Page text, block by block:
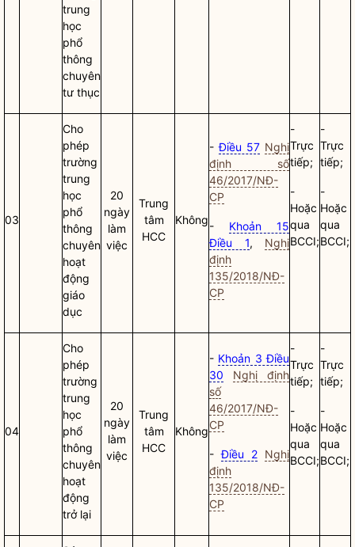
trung
học
phổ
thông
chuyên
tư thục
03
Cho
phép
trường
trung
học
phổ
thông
chuyên
hoạt
động
giáo
dục
20
ngày
làm
việc
Trung
tâm
HCC
Không
-Điều 57 Nghị
định số
46/2017/NĐ-
CP
- Khoản 15
Điều 1, Nghị
định
135/2018/NĐ-
CP
-
Trực
tiếp;
-
Hoặc
qua
BCCI;
-
Trực
tiếp;
-
Hoặc
qua
BCCI;
04
Cho
phép
trường
trung
học
phổ
thông
chuyên
hoạt
động
trở lại
20
ngày
làm
việc
Trung
tâm
HCC
Không
- Khoản 3 Điều
30
Nghị định
số
46/2017/NĐ-
CP
-Điều 2 Nghị
định
135/2018/NĐ-
CP
-
Trực
tiếp;
-
Hoặc
qua
BCCI;
-
Trực
tiếp;
-
Hoặc
qua
BCCI;